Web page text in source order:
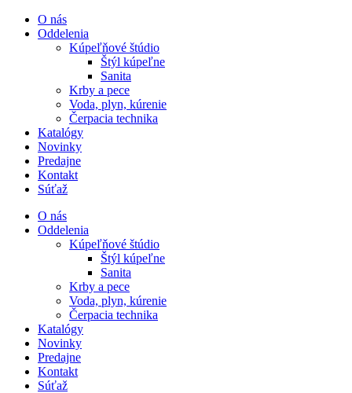
O nás
Oddelenia
Kúpeľňové štúdio
Štýl kúpeľne
Sanita
Krby a pece
Voda, plyn, kúrenie
Čerpacia technika
Katalógy
Novinky
Predajne
Kontakt
Súťaž
O nás
Oddelenia
Kúpeľňové štúdio
Štýl kúpeľne
Sanita
Krby a pece
Voda, plyn, kúrenie
Čerpacia technika
Katalógy
Novinky
Predajne
Kontakt
Súťaž